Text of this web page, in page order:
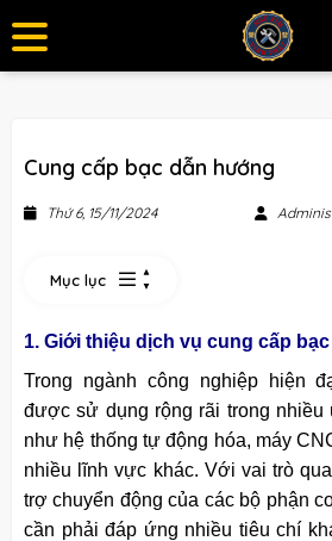
Cung cấp bạc dẫn hướng
Thứ 6, 15/11/2024
Mục lục
1. Giới thiệu dịch vụ cung cấp
Trong ngành công nghiệp hiện
được sử dụng rộng rãi trong nhiều
như hệ thống tự động hóa, máy
nhiều lĩnh vực khác. Với vai trò
trợ chuyển động của các bộ phận
cần phải đáp ứng nhiều tiêu chí